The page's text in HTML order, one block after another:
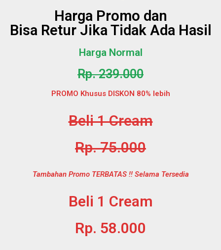
Harga Promo dan
Bisa Retur Jika Tidak Ada Hasil
Harga Normal
Rp. 239.000
PROMO Khusus DISKON 80% lebih
Beli 1 Cream
Rp. 75.000
Tambahan Promo TERBATAS !! Selama Tersedia
Beli 1 Cream
Rp. 58.000